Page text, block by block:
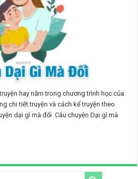
hay nằm trong chương trình học của
chi tiết truyện và cách kể truyện theo
dại gì mà đổi Câu chuyện Dại gì mà